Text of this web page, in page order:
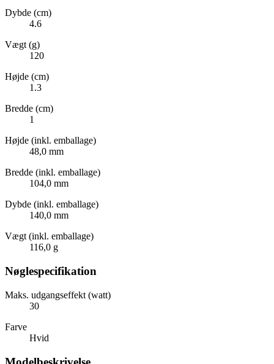
Dybde (cm)
4.6
Vægt (g)
120
Højde (cm)
1.3
Bredde (cm)
1
Højde (inkl. emballage)
48,0 mm
Bredde (inkl. emballage)
104,0 mm
Dybde (inkl. emballage)
140,0 mm
Vægt (inkl. emballage)
116,0 g
Nøglespecifikation
Maks. udgangseffekt (watt)
30
Farve
Hvid